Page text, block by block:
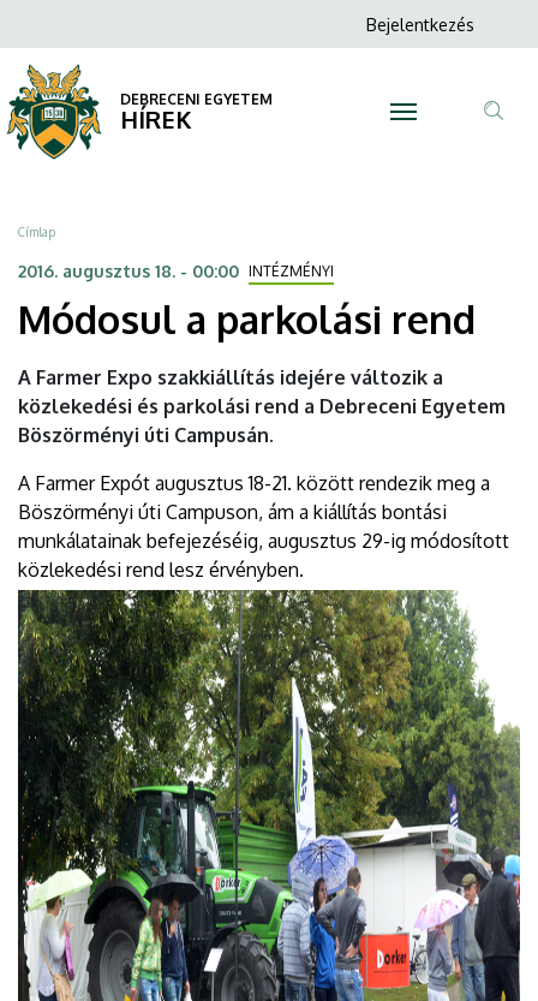
parkolási
rend
DEBRECENI
EGYETEM
a
tartalomra
Anonim
menüje
Bejelentkezés
DEBRECENI EGYETEM
HÍREK
Morzsa
Címlap
2016. augusztus 18. - 00:00 INTÉZMÉNYI
Módosul a parkolási rend
A Farmer Expo szakkiállítás idejére változik a
közlekedési és parkolási rend a Debreceni Egyetem
Böszörményi úti Campusán.
A Farmer Expót augusztus 18-21. között rendezik meg a
Böszörményi úti Campuson, ám a kiállítás bontási
munkálatainak befejezéséig, augusztus 29-ig módosított
közlekedési rend lesz érvényben.